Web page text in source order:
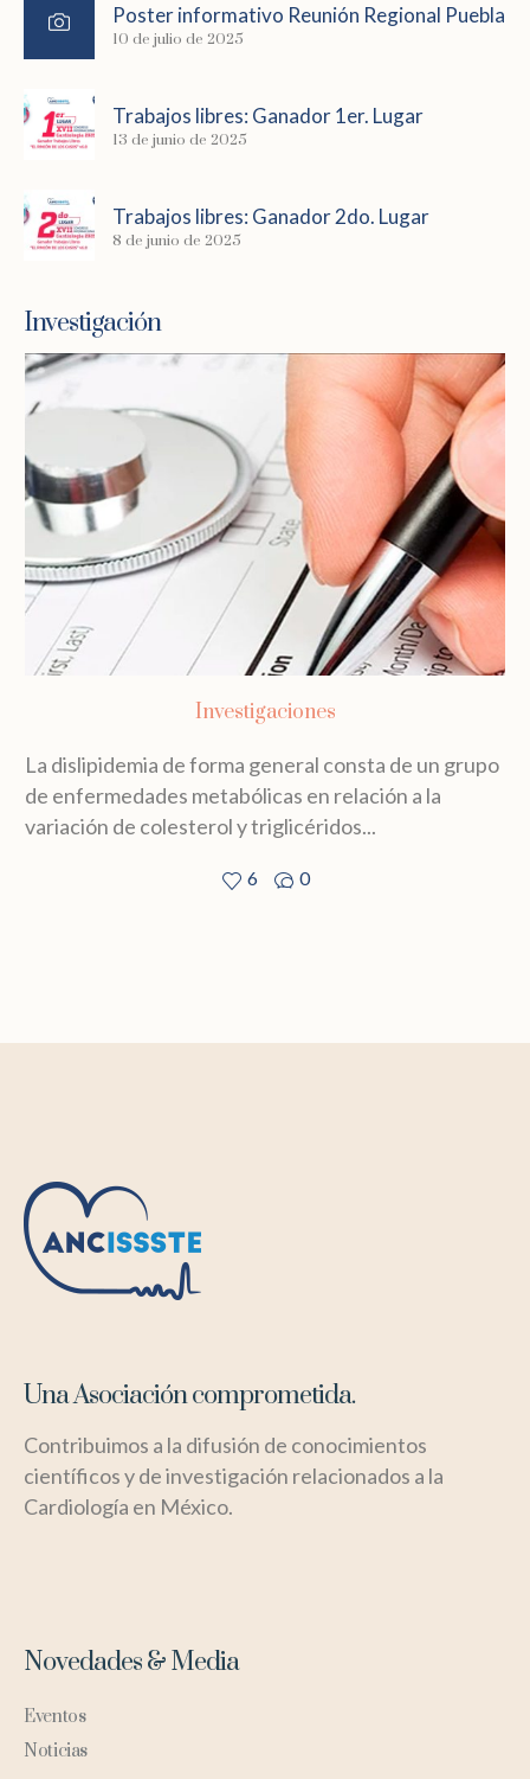
Poster informativo Reunión Regional Puebla
10 de julio de 2025
Trabajos libres: Ganador 1er. Lugar
13 de junio de 2025
Trabajos libres: Ganador 2do. Lugar
8 de junio de 2025
Investigación
Investigaciones
La dislipidemia de forma general consta de un grupo
de enfermedades metabólicas en relación a la
variación de colesterol y triglicéridos...
6 0
Una Asociación comprometida.
Contribuimos a la difusión de conocimientos
científicos y de investigación relacionados a la
Cardiología en México.
Novedades & Media
Eventos
Noticias